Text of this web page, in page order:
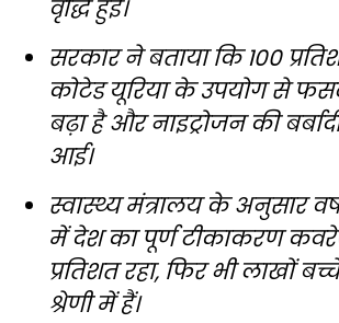
वृद्धि हुई।
सरकार ने बताया कि 100
कोटेड यूरिया के उपयोग से
बढ़ा है और नाइट्रोजन की
आई।
स्वास्थ्य मंत्रालय के अनुसार
में देश का पूर्ण टीकाकरण
प्रतिशत रहा, फिर भी लाखों
श्रेणी में हैं।